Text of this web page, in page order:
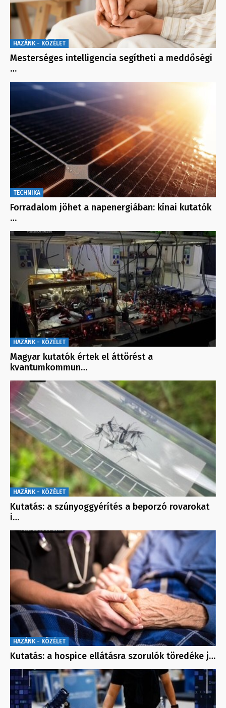
HAZÁNK - KÖZÉLET
Mesterséges intelligencia segítheti a meddőségi
…
TECHNIKA
Forradalom jöhet a napenergiában: kínai kutatók
…
HAZÁNK - KÖZÉLET
Magyar kutatók értek el áttörést a
kvantumkommun…
HAZÁNK - KÖZÉLET
Kutatás: a szúnyoggyérítés a beporzó rovarokat
i…
HAZÁNK - KÖZÉLET
Kutatás: a hospice ellátásra szorulók töredéke j…